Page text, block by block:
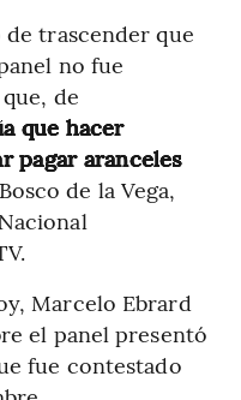
de trascender que
no fue
de
que hacer
pagar aranceles
de la Vega,
Marcelo Ebrard
el panel presentó
fue contestado